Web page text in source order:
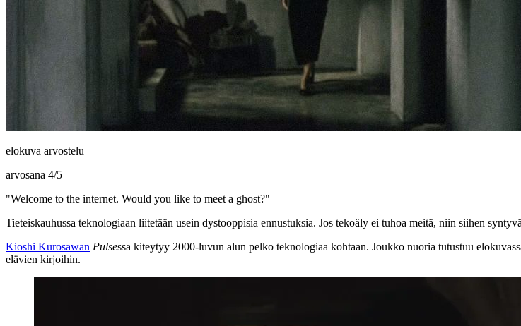
elokuva arvostelu
arvosana 4/5
"Welcome to the internet. Would you like to meet a ghost?"
Tieteiskauhussa teknologiaan liitetään usein dystooppisia ennustuksia. Jos tekoäly ei tuhoa meitä, niin siihen
Kioshi Kurosawan Pulsessa kiteytyy 2000‑luvun alun pelko teknologiaa kohtaan. Joukko nuoria tutustuu
elävien kirjoihin.